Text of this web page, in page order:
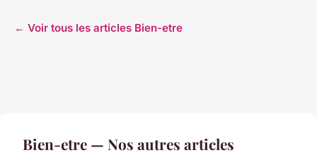
← Voir tous les articles Bien-etre
Bien-etre — Nos autres articles